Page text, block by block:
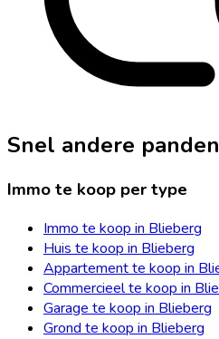
Snel andere
Immo te koop per type
Immo te koop in Blieberg
Huis te koop in Blieberg
Appartement te koop in
Commercieel te koop in
Garage te koop in Blieberg
Grond te koop in Blieberg